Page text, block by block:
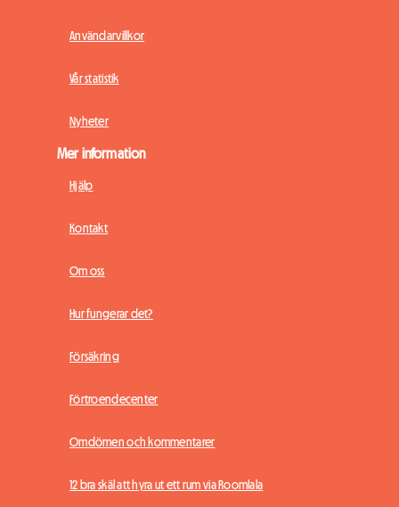
Användarvillkor
Vår statistik
Nyheter
Mer information
Hjälp
Kontakt
Om oss
Hur fungerar det?
Försäkring
Förtroendecenter
Omdömen och kommentarer
12 bra skäl att hyra ut ett rum via Roomlala